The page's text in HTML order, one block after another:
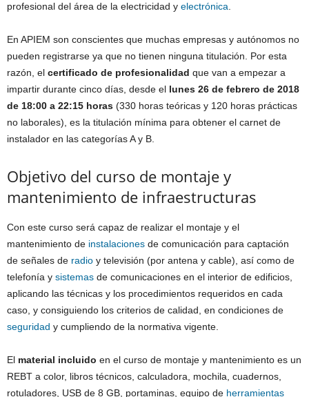
profesional del área de la electricidad y electrónica
En APIEM son conscientes que muchas empresas y autónomos no
pueden registrarse ya que no tienen ninguna titulación. Por esta
razón, el certificado de profesionalidad que van a empezar a
impartir durante cinco días, desde el lunes 26 de febrero de 2018
de 18:00 a 22:15 horas (330 horas teóricas y 120 horas prácticas
no laborales), es la titulación mínima para obtener el carnet de
instalador en las categorías A y B.
Objetivo del curso de montaje y
mantenimiento de infraestructuras
Con este curso será capaz de realizar el montaje y el
mantenimiento de instalaciones de comunicación para captación
de señales de radio y televisión (por antena y cable), así como de
telefonía y sistemas de comunicaciones en el interior de edificios,
aplicando las técnicas y los procedimientos requeridos en cada
caso, y consiguiendo los criterios de calidad, en condiciones de
seguridad y cumpliendo de la normativa vigente.
El material incluido en el curso de montaje y mantenimiento es un
REBT a color, libros técnicos, calculadora, mochila, cuadernos,
rotuladores, USB de 8 GB, portaminas, equipo de herramientas